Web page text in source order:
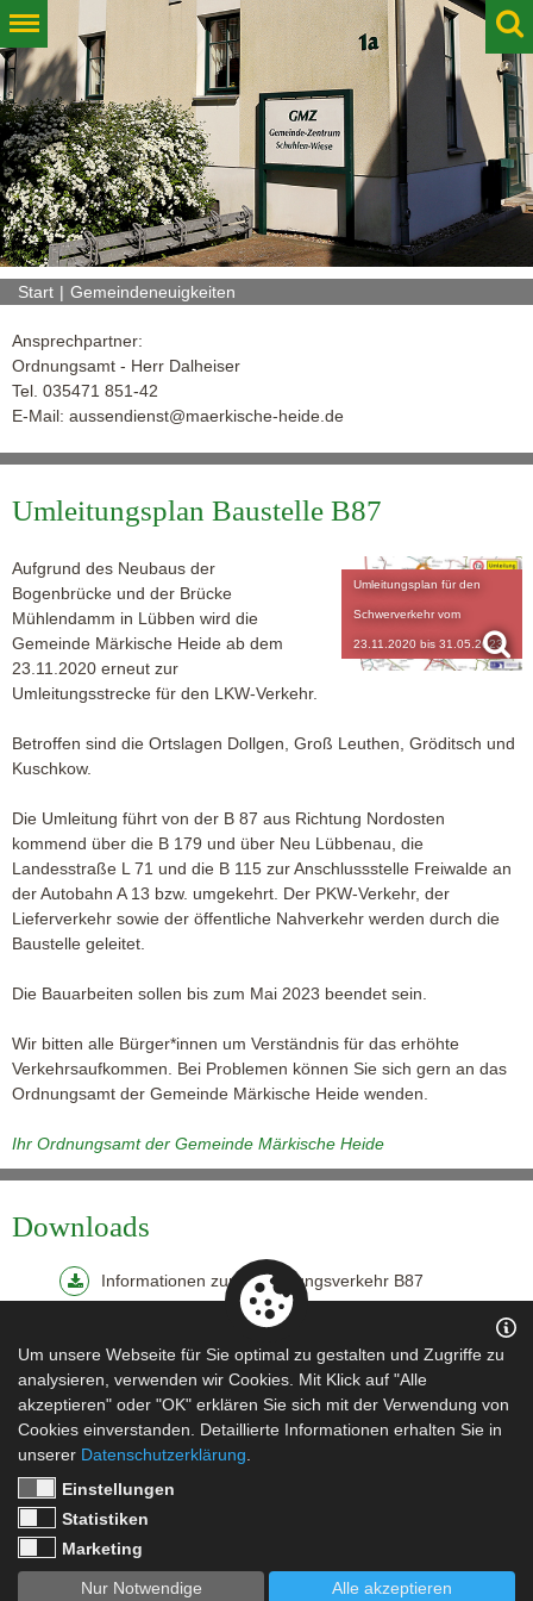
Start Gemeindeneuigkeiten
Ansprechpartner:
Ordnungsamt - Herr Dalheiser
Tel. 035471 851-42
E-Mail: aussendienst@maerkische-heide.de
Umleitungsplan Baustelle B87
Umleitungsplan für den
Schwerverkehr vom
23.11.2020 bis 31.05.2023
Aufgrund des Neubaus der
Bogenbrücke und der Brücke
Mühlendamm in Lübben wird die
Gemeinde Märkische Heide ab dem
23.11.2020 erneut zur
Umleitungsstrecke für den LKW-Verkehr.
Betroffen sind die Ortslagen Dollgen, Groß Leuthen, Gröditsch und
Kuschkow.
Die Umleitung führt von der B 87 aus Richtung Nordosten
kommend über die B 179 und über Neu Lübbenau, die
Landesstraße L 71 und die B 115 zur Anschlussstelle Freiwalde an
der Autobahn A 13 bzw. umgekehrt. Der PKW-Verkehr, der
Lieferverkehr sowie der öffentliche Nahverkehr werden durch die
Baustelle geleitet.
Die Bauarbeiten sollen bis zum Mai 2023 beendet sein.
Wir bitten alle Bürger*innen um Verständnis für das erhöhte
Verkehrsaufkommen. Bei Problemen können Sie sich gern an das
Ordnungsamt der Gemeinde Märkische Heide wenden.
Ihr Ordnungsamt der Gemeinde Märkische Heide
Downloads
Informationen zum Umleitungsverkehr B87
Links
Informationen der Stadt Lübben (Spreewald) ...
Impressum | Datenschutz
Um unsere Webseite für Sie optimal zu gestalten und Zugriffe zu
analysieren, verwenden wir Cookies. Mit Klick auf "Alle
akzeptieren" oder "OK" erklären Sie sich mit der Verwendung von
Cookies einverstanden. Detaillierte Informationen erhalten Sie in
unserer Datenschutzerklärung
Einstellungen
Statistiken
Marketing
Nur Notwendige Alle akzeptieren